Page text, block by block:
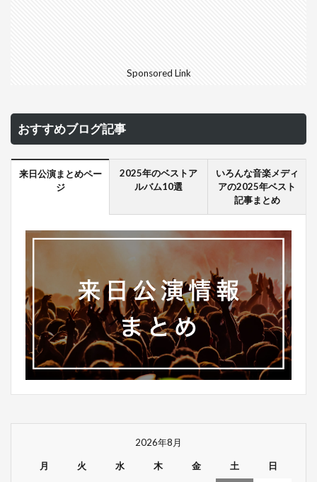
Sponsored Link
おすすめブログ記事
来日公演まとめペー
ジ
2025年のベストア
ルバム10選
いろんな音楽メディ
アの2025年ベスト
記事まとめ
2026年8月
月 火 水 木 金 土 日